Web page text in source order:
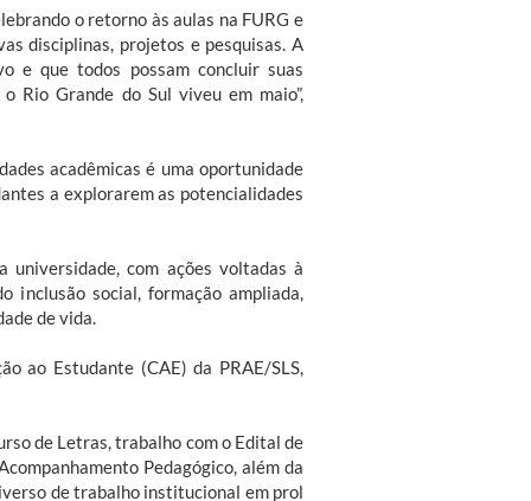
o retorno às aulas na FURG e
disciplinas, projetos e pesquisas. A
e que todos possam concluir suas
Rio Grande do Sul viveu em maio”,
acadêmicas é uma oportunidade
a explorarem as potencialidades
universidade, com ações voltadas à
inclusão social, formação ampliada,
de vida.
ao Estudante (CAE) da PRAE/SLS,
de Letras, trabalho com o Edital de
Pedagógico, além da
de trabalho institucional em prol